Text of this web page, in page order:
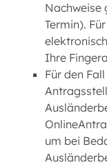
Nachweise
Termin).
Ihre
Für den
um bei